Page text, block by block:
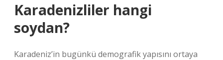
Karadenizliler hangi
soydan?
Karadeniz’in bugünkü demografik yapısını ortaya